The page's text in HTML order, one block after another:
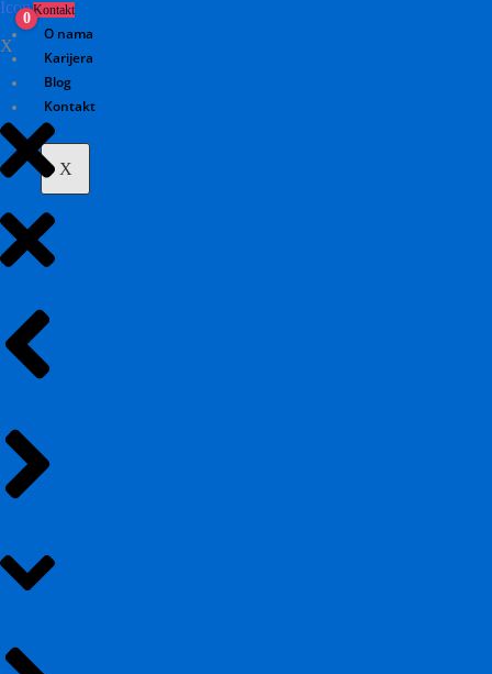
Kontakt
O nama
Karijera
Blog
Kontakt
X
0
X